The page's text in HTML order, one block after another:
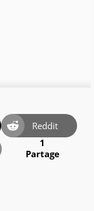
Reddit
1
Partage